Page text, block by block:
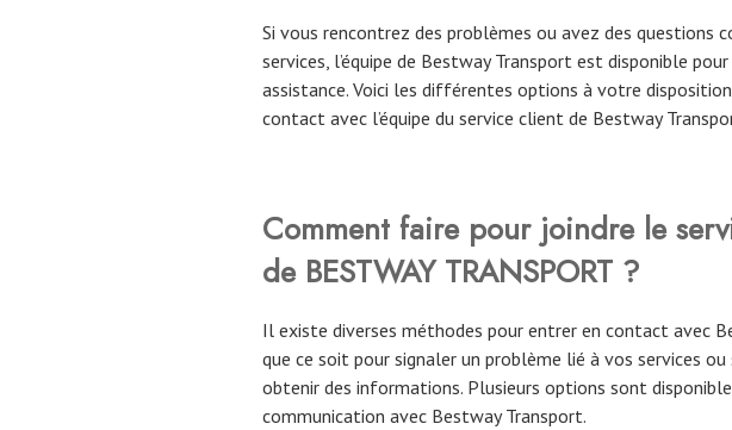
Si vous rencontrez des problèmes ou avez des questions
services, l’équipe de Bestway Transport est disponible
assistance. Voici les différentes options à votre
contact avec l’équipe du service client de Bestway
Comment faire pour joindre le
de BESTWAY TRANSPORT ?
Il existe diverses méthodes pour entrer en contact avec
que ce soit pour signaler un problème lié à vos services
obtenir des informations. Plusieurs options sont
communication avec Bestway Transport.